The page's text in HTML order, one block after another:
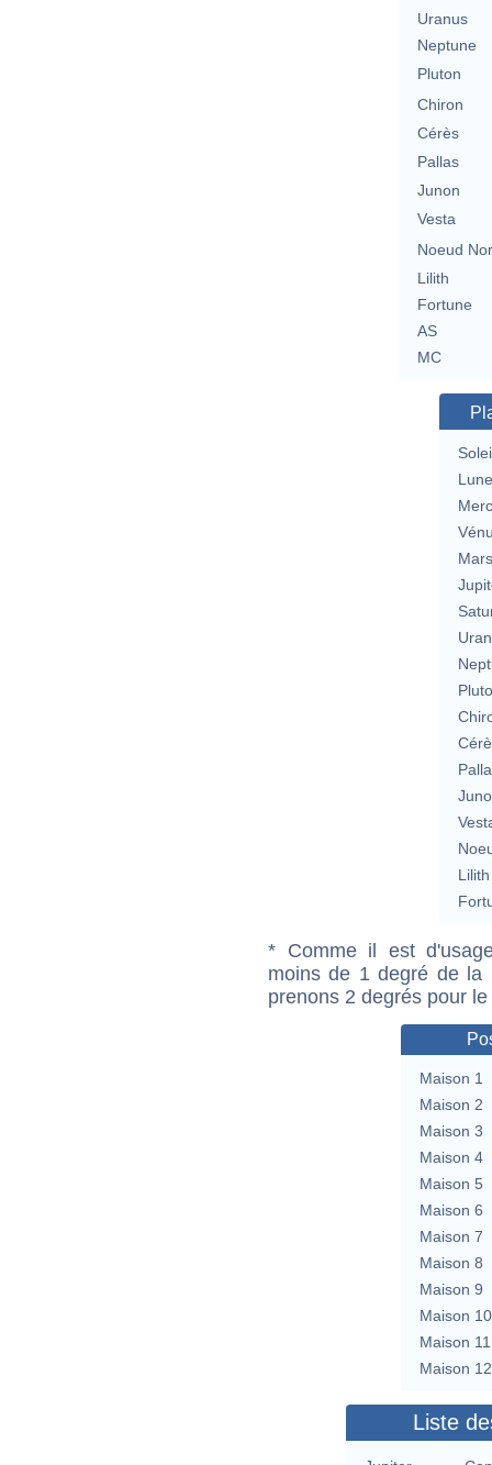
Uranus
Neptune
Pluton
Chiron
Cérès
Pallas
Junon
Vesta
Noeud
Lilith
Fortune
AS
MC
Lune
Mars
Lilith
* Comme il est
moins de 1 degré de la
prenons 2 degrés pour
Maison 1
Maison 2
Maison 3
Maison 4
Maison 5
Maison 6
Maison 7
Maison 8
Maison 9
Maison 10
Maison 11
Maison 12
Liste